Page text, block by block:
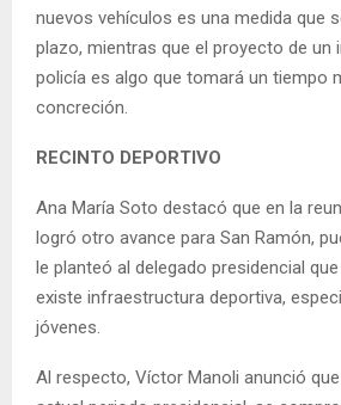
nuevos vehículos es una medida que
plazo, mientras que el proyecto de un
policía es algo que tomará un tiempo
concreción.
RECINTO DEPORTIVO
Ana María Soto destacó que en la
logró otro avance para San Ramón,
le planteó al delegado presidencial
existe infraestructura deportiva,
jóvenes.
Al respecto, Víctor Manoli anunció